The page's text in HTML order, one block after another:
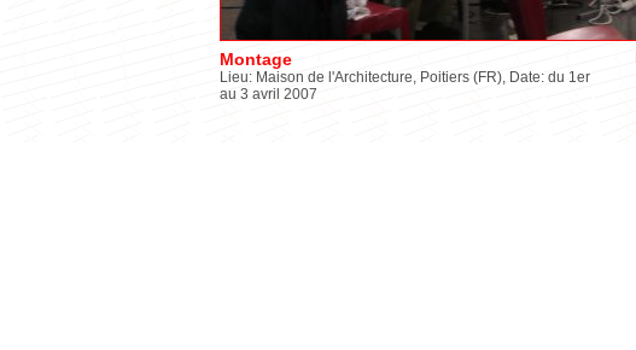
Montage
Lieu: Maison de l'Architecture, Poitiers (FR), Date: du 1er
au 3 avril 2007